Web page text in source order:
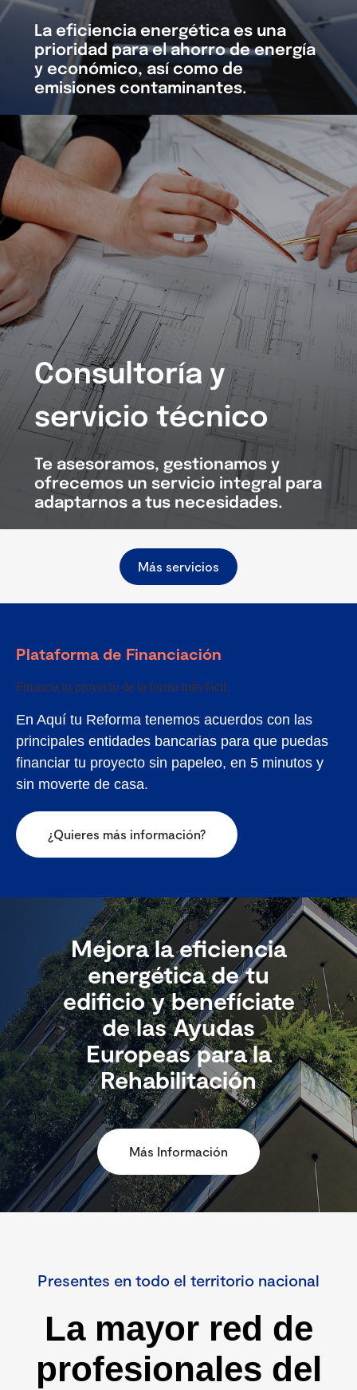
La eficiencia energética es una
prioridad para el ahorro de energía
y económico, así como de
emisiones contaminantes.
Consultoría y
servicio técnico
Te asesoramos, gestionamos y
ofrecemos un servicio integral para
adaptarnos a tus necesidades.
Más servicios
Plataforma de Financiación
Financia tu proyecto de la forma más fácil
En Aquí tu Reforma tenemos acuerdos con las
principales entidades bancarias para que puedas
financiar tu proyecto sin papeleo, en 5 minutos y
sin moverte de casa.
¿Quieres más información?
Mejora la eficiencia
energética de tu
edificio y benefíciate
de las Ayudas
Europeas para la
Rehabilitación
Más Información
Presentes en todo el territorio nacional
La mayor red de
profesionales del